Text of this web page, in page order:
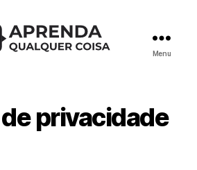
Menu
privacidade